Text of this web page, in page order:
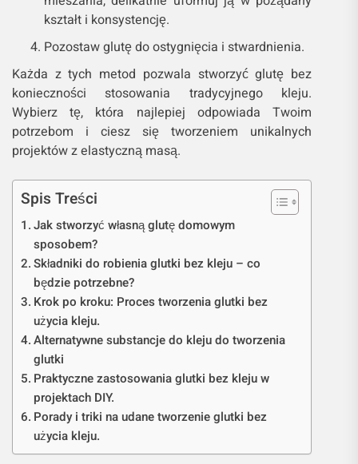
kształt i konsystencję.
Pozostaw glutę do ostygnięcia i stwardnienia.
Każda z tych metod pozwala stworzyć glutę bez
konieczności stosowania tradycyjnego kleju.
Wybierz tę, która najlepiej odpowiada Twoim
potrzebom i ciesz się tworzeniem unikalnych
projektów z elastyczną masą.
Spis Treści
Jak stworzyć własną glutę domowym
sposobem?
Składniki do robienia glutki bez kleju – co
będzie potrzebne?
Krok po kroku: Proces tworzenia glutki bez
użycia kleju.
Alternatywne substancje do kleju do tworzenia
glutki
Praktyczne zastosowania glutki bez kleju w
projektach DIY.
Porady i triki na udane tworzenie glutki bez
użycia kleju.